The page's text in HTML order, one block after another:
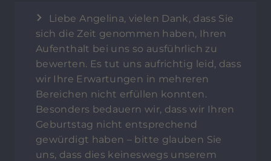
Liebe Angelina, vielen Dank, dass Sie
sich die Zeit genommen haben, Ihren
Aufenthalt bei uns so ausführlich zu
bewerten. Es tut uns aufrichtig leid, dass
wir Ihre Erwartungen in mehreren
Bereichen nicht erfüllen konnten.
Besonders bedauern wir, dass wir Ihren
Geburtstag nicht entsprechend
gewürdigt haben – bitte glauben Sie
uns, dass dies keineswegs unserem